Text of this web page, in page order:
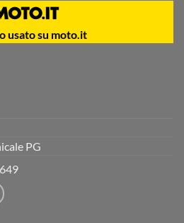
usato su moto.it
PG